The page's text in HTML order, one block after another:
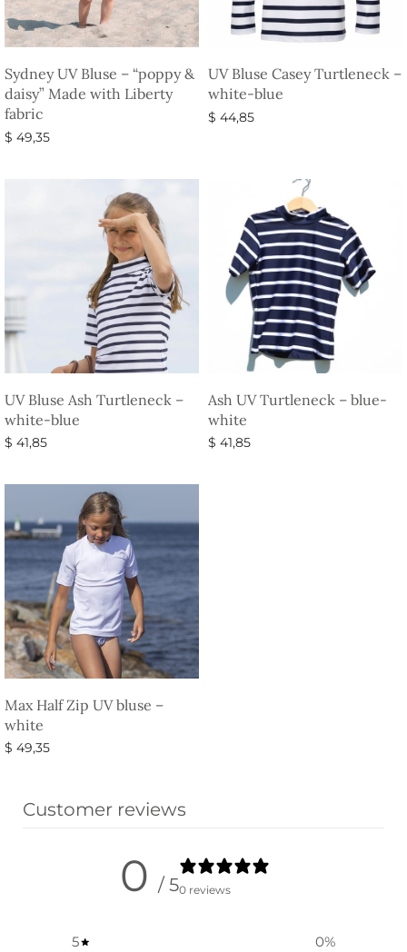
Sydney UV Bluse – “poppy &
daisy” Made with Liberty
fabric
$ 49,35
UV Bluse Casey Turtleneck –
white-blue
$ 44,85
UV Bluse Ash Turtleneck –
white-blue
$ 41,85
Ash UV Turtleneck – blue-
white
$ 41,85
Max Half Zip UV bluse –
white
$ 49,35
Customer reviews
0 / 50 reviews
5 0%